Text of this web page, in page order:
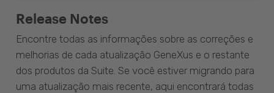
Release Notes
Encontre todas as informações sobre as correções e
melhorias de cada atualização GeneXus e o restante
dos produtos da Suite. Se você estiver migrando para
uma atualização mais recente, aqui encontrará todas